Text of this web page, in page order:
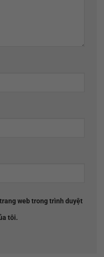
web trong trình duyệt
tôi.